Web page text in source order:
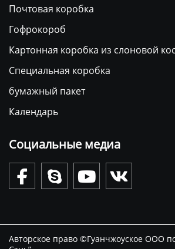
Почтовая коробка
Гофрокороб
Картонная коробка из слоновой
Специальная коробка
бумажный пакет
Календарь
Социальные медиа
   
Авторское право ©Гуанчжоуское ООО